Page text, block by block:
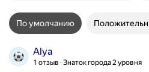
По умолчанию
Alya
1 отзыв Знаток города 2 уровня